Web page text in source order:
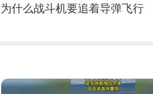
为什么战斗机要追着导弹飞行